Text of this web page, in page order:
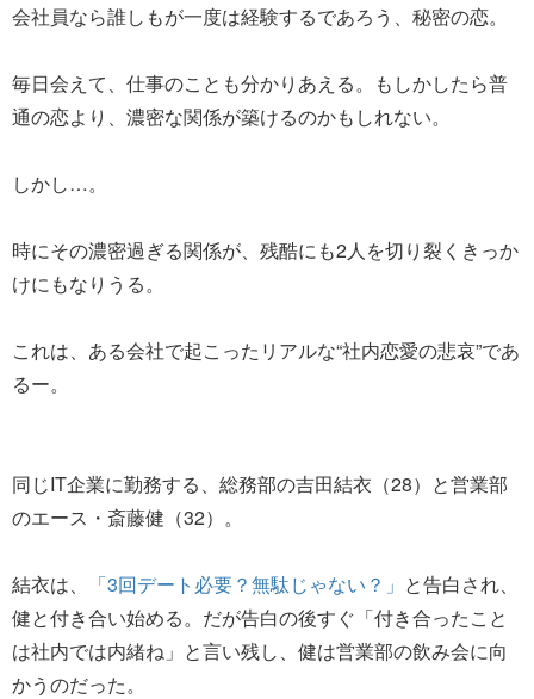
会社員なら誰しもが一度は経験するであろう、秘密の恋。
毎日会えて、仕事のことも分かりあえる。もしかしたら普
通の恋より、濃密な関係が築けるのかもしれない。
しかし…。
時にその濃密過ぎる関係が、残酷にも2人を切り裂くきっか
けにもなりうる。
これは、ある会社で起こったリアルな“社内恋愛の悲哀”であ
るー。
同じIT企業に勤務する、総務部の吉田結衣（28）と営業部
のエース・斎藤健（32）。
結衣は、 「3回デート必要？無駄じゃない？」 と告白され、
健と付き合い始める。だが告白の後すぐ「付き合ったこと
は社内では内緒ね」と言い残し、健は営業部の飲み会に向
かうのだった。